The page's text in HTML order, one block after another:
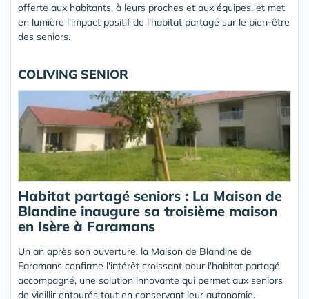
offerte aux habitants, à leurs proches et aux équipes, et met
en lumière l’impact positif de l’habitat partagé sur le bien-être
des seniors.
COLIVING SENIOR
Habitat partagé seniors : La Maison de
Blandine inaugure sa troisième maison
en Isère à Faramans
Un an après son ouverture, la Maison de Blandine de
Faramans confirme l'intérêt croissant pour l'habitat partagé
accompagné, une solution innovante qui permet aux seniors
de vieillir entourés tout en conservant leur autonomie.